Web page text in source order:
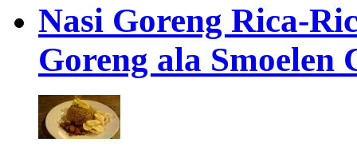
Nasi Goreng Rica-
Goreng ala Smoelen